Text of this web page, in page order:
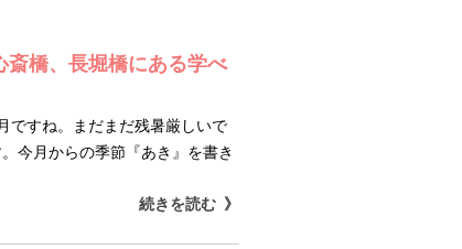
斎橋、長堀橋にある学べ
ですね。まだまだ残暑厳しいで
今月からの季節『あき』を書き
続きを読む